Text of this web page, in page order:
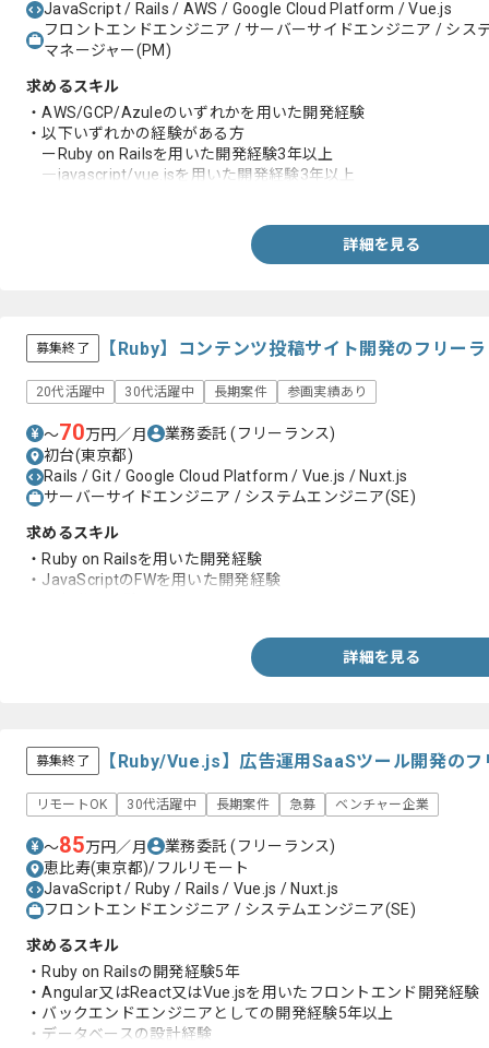
JavaScript / Rails / AWS / Google Cloud Platform / Vue.js
フロントエンドエンジニア / サーバーサイドエンジニア / シス
マネージャー(PM)
求めるスキル
・AWS/GCP/Azuleのいずれかを用いた開発経験
・以下いずれかの経験がある方
ーRuby on Railsを用いた開発経験3年以上
―javascript/vue.jsを用いた開発経験3年以上
―パフォーマンスチューニング経験
詳細を見る
募集終了 【Ruby】コンテンツ投稿サイト開発のフリー
20代活躍中 30代活躍中 長期案件 参画実績あり
〜70万円／月 業務委託(フリーランス)
初台(東京都)
Rails / Git / Google Cloud Platform / Vue.js / Nuxt.js
サーバーサイドエンジニア / システムエンジニア(SE)
求めるスキル
・Ruby on Railsを用いた開発経験
・JavaScriptのFWを用いた開発経験
詳細を見る
募集終了 【Ruby/Vue.js】広告運用SaaSツール開発の
リモートOK 30代活躍中 長期案件 急募 ベンチャー企業
〜85万円／月 業務委託(フリーランス)
恵比寿(東京都)/フルリモート
JavaScript / Ruby / Rails / Vue.js / Nuxt.js
フロントエンドエンジニア / システムエンジニア(SE)
求めるスキル
・Ruby on Railsの開発経験5年
・Angular又はReact又はVue.jsを用いたフロントエンド開発経験
・バックエンドエンジニアとしての開発経験5年以上
・データベースの設計経験